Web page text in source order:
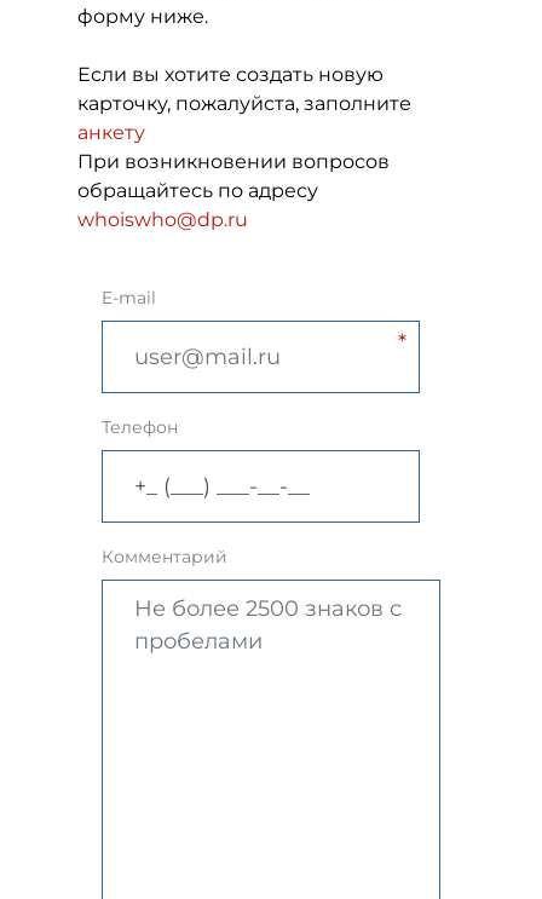
форму ниже.
Если вы хотите создать новую
карточку, пожалуйста, заполните
анкету
При возникновении вопросов
обращайтесь по адресу
whoiswho@dp.ru
E-mail
Телефон
Комментарий